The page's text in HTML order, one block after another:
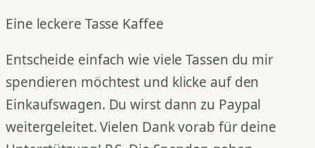
Eine leckere Tasse Kaffee
Entscheide einfach wie viele Tassen du mir
spendieren möchtest und klicke auf den
Einkaufswagen. Du wirst dann zu Paypal
weitergeleitet. Vielen Dank vorab für deine